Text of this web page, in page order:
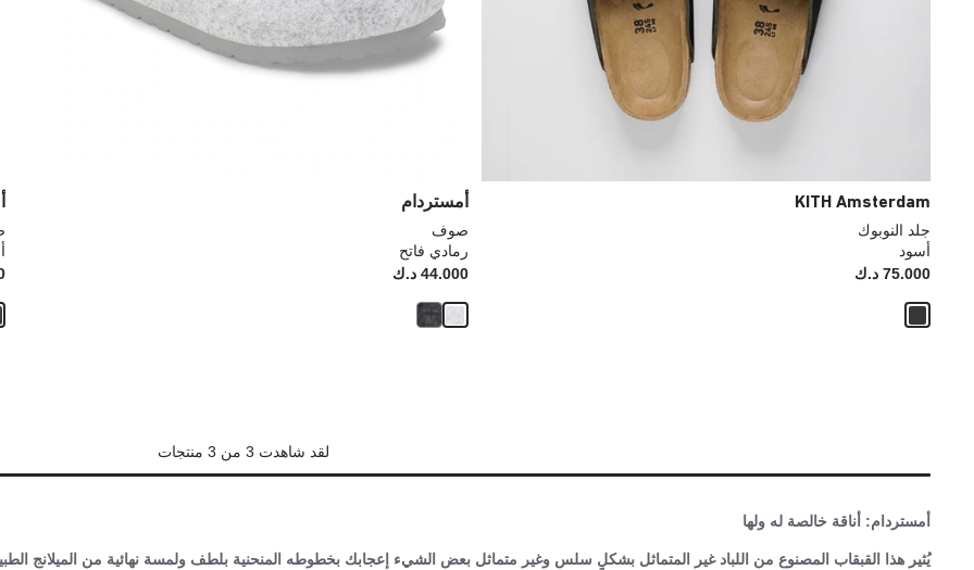
KITH Amsterdam
جلد النوبوك
أسود
Price:
75.000 د.ك
أمستردام
صوف
رمادي فاتح
44.000 د.ك
لقد شاهدت 3 من 3 منتجات
أمستردام: أناقة خالصة له ولها
يُثير هذا القبقاب المصنوع من اللباد غير المتماثل بشكلٍ سلس وغير متماثل بعض الشيء إعجابك بخطوطه المنحنية بلطف ولمسة نهائية من الميلانج